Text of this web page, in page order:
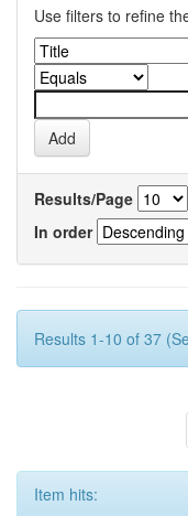
Use filters to refine
Results/Page
In order
Results 1-10 of 37
Item hits: